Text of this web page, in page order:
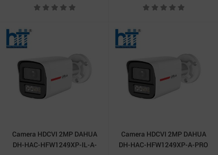
3. Ứng dụng công nghệ AI thông minh
Camera HDCVI 2MP DAHUA
DH-HAC-HFW1249XP-IL-A-
Camera HDCVI 2MP DAHUA
DH-HAC-HFW1249XP-A-PRO